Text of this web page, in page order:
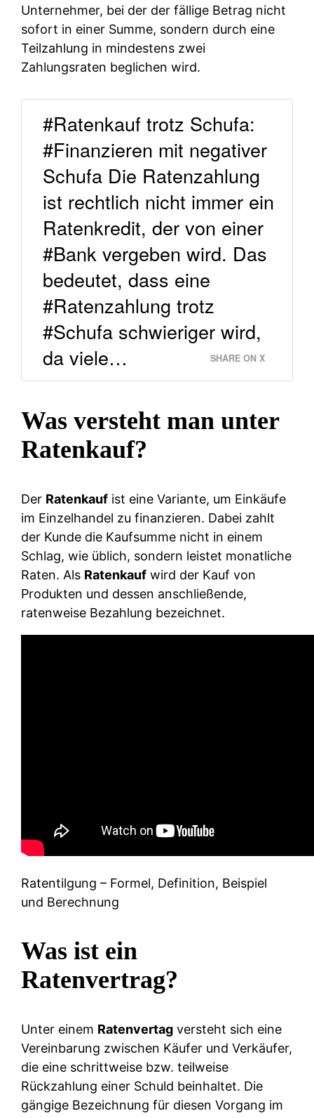
Unternehmer, bei der der fällige Betrag nicht
sofort in einer Summe, sondern durch eine
Teilzahlung in mindestens zwei
Zahlungsraten beglichen wird.
#Ratenkauf trotz Schufa:
#Finanzieren mit negativer
Schufa Die Ratenzahlung
ist rechtlich nicht immer ein
Ratenkredit, der von einer
#Bank vergeben wird. Das
bedeutet, dass eine
#Ratenzahlung trotz
#Schufa schwieriger wird,
da viele…
SHARE ON X
Was versteht man unter
Ratenkauf?
Der Ratenkauf ist eine Variante, um Einkäufe
im Einzelhandel zu finanzieren. Dabei zahlt
der Kunde die Kaufsumme nicht in einem
Schlag, wie üblich, sondern leistet monatliche
Raten. Als Ratenkauf wird der Kauf von
Produkten und dessen anschließende,
ratenweise Bezahlung bezeichnet.
Ratentilgung – Formel, Definition, Beispiel
und Berechnung
Was ist ein
Ratenvertrag?
Unter einem Ratenvertag versteht sich eine
Vereinbarung zwischen Käufer und Verkäufer,
die eine schrittweise bzw. teilweise
Rückzahlung einer Schuld beinhaltet. Die
gängige Bezeichnung für diesen Vorgang im